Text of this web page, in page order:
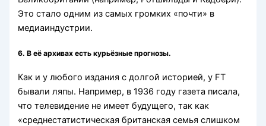
Это стало одним из самых громких «почти» в
медиаиндустрии.
6.В её архивах есть курьёзные прогнозы.
Как и у любого издания с долгой историей, у FT
бывали ляпы. Например, в 1936 году газета писала,
что телевидение не имеет будущего, так как
«среднестатистическая британская семья слишком